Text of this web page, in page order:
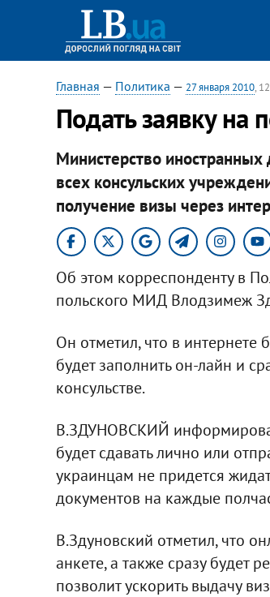
Главная — Политика — 27 января 2010,
Подать заявку на
Министерство иностранных
всех консульских
получение визы через
Об этом корреспонденту в
польского МИД Влодзимеж
Он отметил, что в
будет заполнить он-лайн и
консульстве.
В.ЗДУНОВСКИЙ
будет сдавать лично или
украинцам не придется
документов на каждые
В.Здуновский отметил, что
анкете, а также сразу будет
позволит ускорить выдачу